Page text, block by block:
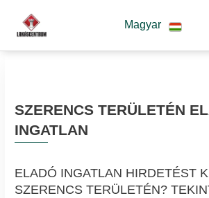
Magyar
SZERENCS TERÜLETÉN
INGATLAN
ELADÓ INGATLAN HIRDETÉST
SZERENCS TERÜLETÉN?